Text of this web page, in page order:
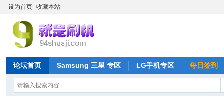
设为首页 收藏本站
论坛首页 Samsung 三星 专区 LG手机专区 每日签到